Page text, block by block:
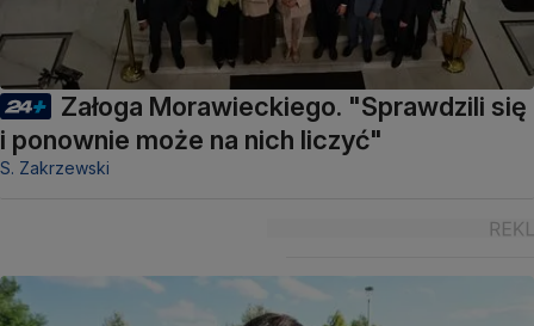
Załoga Morawieckiego. "Sprawdzili się
i ponownie może na nich liczyć"
S. Zakrzewski